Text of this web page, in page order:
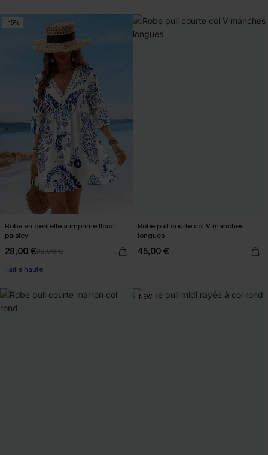
-15%
Robe en dentelle à imprimé floral
paisley
28,00 €33,00 €
Taille haute
Robe pull courte col V manches
longues
45,00 €
NEW